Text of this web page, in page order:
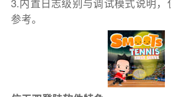
3.内置日志级别与调试模式说明，
参考。